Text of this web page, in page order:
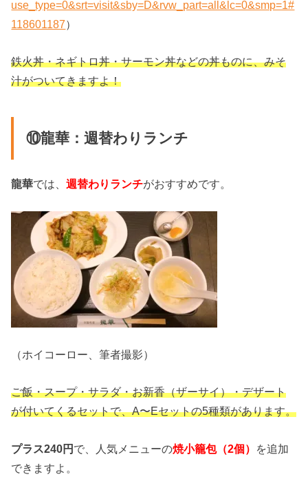
use_type=0&srt=visit&sby=D&rvw_part=all&lc=0&smp=1#
118601187）
鉄火丼・ネギトロ丼・サーモン丼などの丼ものに、みそ
汁がついてきますよ！
⑩龍華：週替わりランチ
龍華では、週替わりランチがおすすめです。
（ホイコーロー、筆者撮影）
ご飯・スープ・サラダ・お新香（ザーサイ）・デザート
が付いてくるセットで、A〜Eセットの5種類があります。
プラス240円 で、人気メニューの焼小籠包（2個） を追加
できますよ。